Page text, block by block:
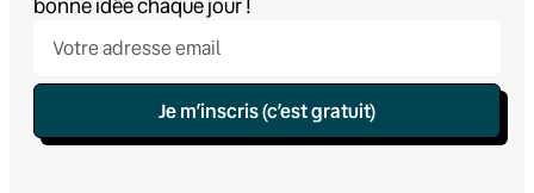
Je m’inscris (c’est gratuit)